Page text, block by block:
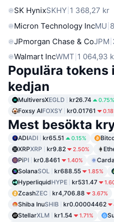
SK HynixSKHY 1 368,27 kr
Micron Technology IncMU
JPmorgan Chase & CoJPM
Walmart IncWMT 1 064,93
Populära
kedjan
MultiversXEGLD kr26.74 0.75%
Foxsy AIFOXSY kr0.01761
Mest besökta
ADIADI kr65.51 0.15%
XRPXRP kr9.82 2.50%
PiPI kr0.8461 1.40%
SolanaSOL kr688.55 1.85%
HyperliquidHYPE kr531.47
ZcashZEC kr4,706.88 3.67%
Shiba InuSHIB kr0.00004462
StellarXLM kr1.54 1.71%